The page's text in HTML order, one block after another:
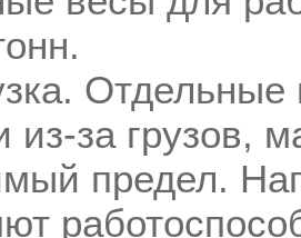
из-за грузов,
предел.